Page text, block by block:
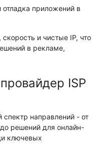
отладка приложений в
и чистые IP, что
в рекламе,
ISP
направлений - от
решений для онлайн-
ключевых